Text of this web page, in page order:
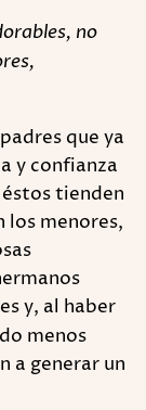
no
que ya
y confianza
tienden
los menores,
y, al haber
menos
a generar un